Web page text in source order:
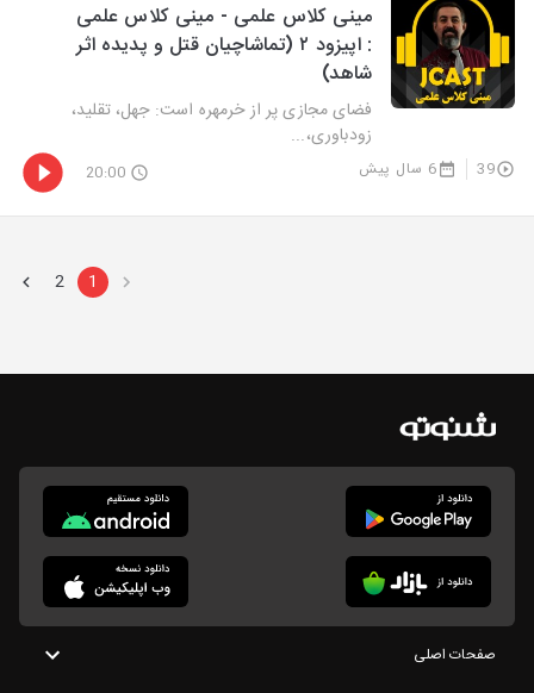
مینی کلاس علمی - مینی کلاس علمی
: اپیزود ۲ (تماشاچیان قتل و پدیده اثر
شاهد)
فضای مجازی پر از خرمهره است: جهل، تقلید،
زودباوری،...
39 6 سال پیش 20:00
1
2
صفحات اصلی